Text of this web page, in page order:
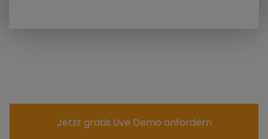
Jetzt gratis Live Demo anfordern